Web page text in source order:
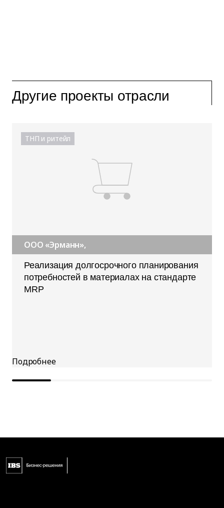
Другие проекты отрасли
ТНП и ритейл
ООО «Эрманн»,
Реализация долгосрочного планирования
потребностей в материалах на стандарте
MRP